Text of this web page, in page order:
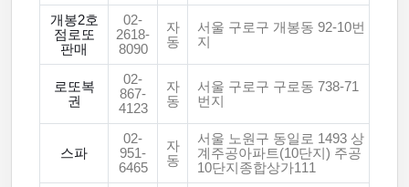
개봉2호
점로또
판매
02-
2618-
8090
자
동
서울 구로구 개봉동 92-10번
지
로또복
권
02-
867-
4123
자
동
서울 구로구 구로동 738-71
번지
스파
02-
951-
6465
자
동
서울 노원구 동일로 1493 상
계주공아파트(10단지) 주공
10단지종합상가111